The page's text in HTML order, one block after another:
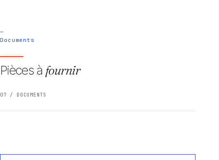
—
Documents
Pièces à fournir
07 / DOCUMENTS